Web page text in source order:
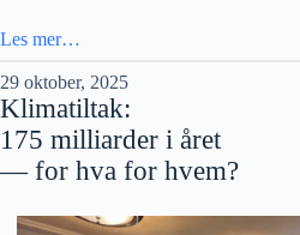
Les mer…
29 oktober, 2025
Klimatiltak:
175 milliarder i året
— for hva for hvem?